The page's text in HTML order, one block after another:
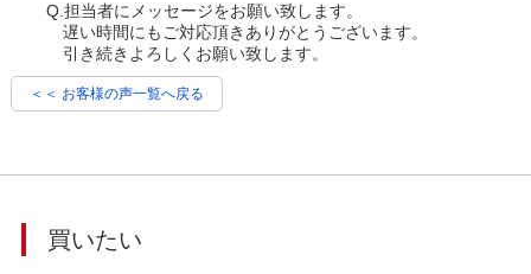
Q.担当者にメッセージをお願い致します。
遅い時間にもご対応頂きありがとうございます。
引き続きよろしくお願い致します。
＜＜ お客様の声一覧へ戻る
買いたい